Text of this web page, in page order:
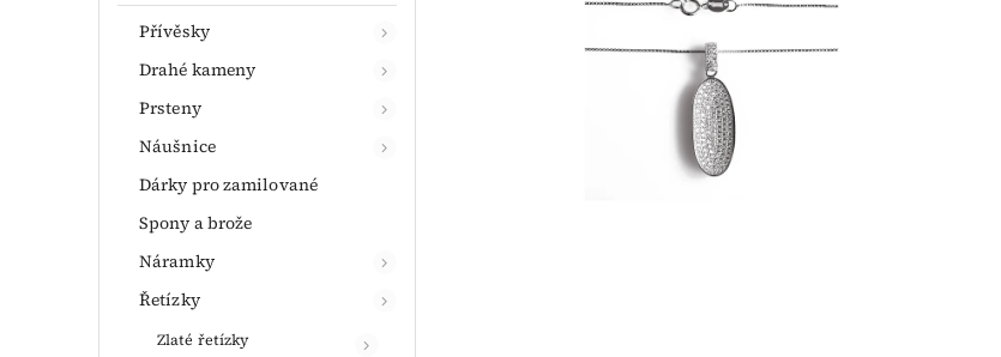
Přívěsky
Drahé kameny
Prsteny
Náušnice
Dárky pro zamilované
Spony a brože
Náramky
Řetízky
Zlaté řetízky